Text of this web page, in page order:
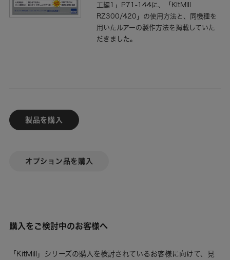
工編1」P71-144に、「KitMill
RZ300/420」の使用方法と、同機種を
用いたルアーの製作方法を掲載していた
だきました。
製品を購入
オプション品を購入
購入をご検討中のお客様へ
「KitMill」シリーズの購入を検討されているお客様に向けて、見